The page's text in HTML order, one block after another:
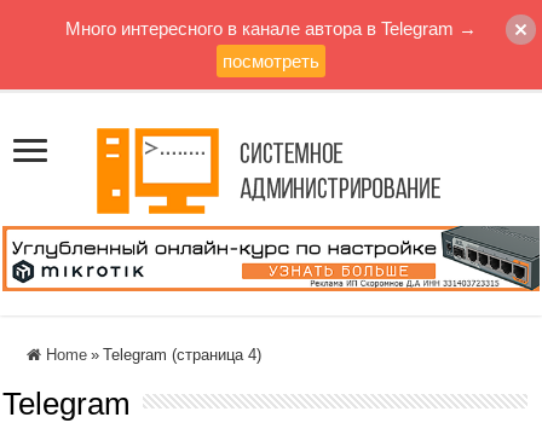
Home » Telegram (страница 4)
Telegram
Много интересного в канале автора в Telegram →
посмотреть